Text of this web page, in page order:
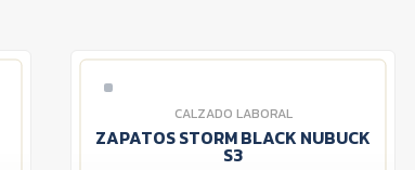
CALZADO LABORAL
ZAPATOS STORM BLACK NUBUCK
S3